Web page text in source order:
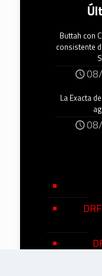
Buttah con
consistente
La Exacta